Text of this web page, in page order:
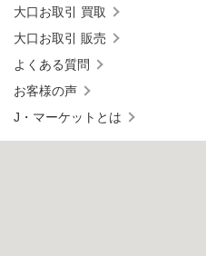
大口お取引 買取
大口お取引 販売
よくある質問
お客様の声
J・マーケットとは